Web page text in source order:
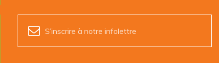
S’inscrire à notre infolettre